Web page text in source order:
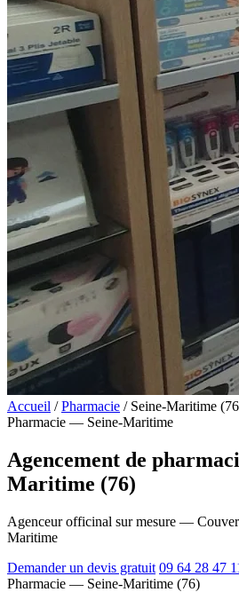
Accueil / Pharmacie / Seine-Maritime
Pharmacie — Seine-Maritime
Agencement de
Maritime (76)
Agenceur officinal sur mesure —
Maritime
Demander un devis gratuit 09 64 28 47
Pharmacie — Seine-Maritime (76)